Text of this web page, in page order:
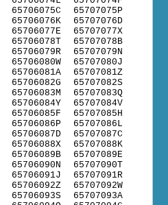
65706075C
65706076K
65706077E
65706078T
65706079R
65706080W
65706081A
65706082G
65706083M
65706084Y
65706085F
65706086P
65706087D
65706088X
65706089B
65706090N
65706091J
65706092Z
65706093S
65707075P
65707076D
65707077X
65707078B
65707079N
65707080J
65707081Z
65707082S
65707083Q
65707084V
65707085H
65707086L
65707087C
65707088K
65707089E
65707090T
65707091R
65707092W
65707093A